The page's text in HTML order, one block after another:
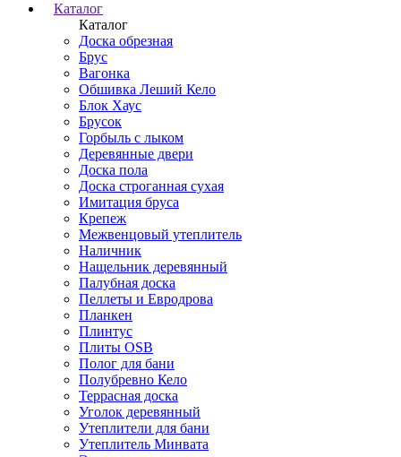
Каталог
Каталог
Доска обрезная
Брус
Вагонка
Обшивка Леший Кело
Блок Хаус
Брусок
Горбыль с лыком
Деревянные двери
Доска пола
Доска строганная сухая
Имитация бруса
Крепеж
Межвенцовый утеплитель
Наличник
Нащельник деревянный
Палубная доска
Пеллеты и Евродрова
Планкен
Плинтус
Плиты OSB
Полог для бани
Полубревно Кело
Террасная доска
Уголок деревянный
Утеплители для бани
Утеплитель Минвата